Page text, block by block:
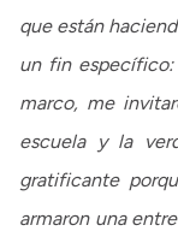
que están
un fin específico:
marco, me
escuela y la
gratificante
armaron una